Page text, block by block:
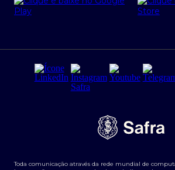
Regras e Parâmetros de Atuação Banco
Segurança da Informação
Tarifas e serviços Pessoa Física
Transparência de remuneração
Empréstimo e financiamentos PJ
Derivativos
Agronegócios
Toda comunicação através da rede mundial de